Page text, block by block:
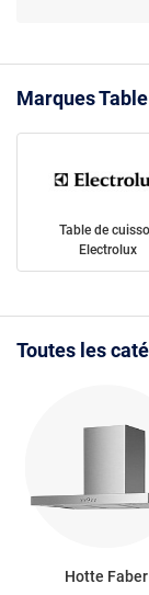
Marques
Table de
Electrolux
Toutes les
Hotte Faber